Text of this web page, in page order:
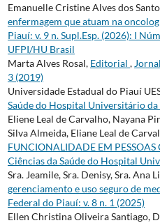
Emanuelle Cristine Alves dos
enfermagem que atuam na
Piauí: v. 9 n. Supl.Esp. (2026): I
UFPI/HU Brasil
Marta Alves Rosal, Editorial ,
3 (2019)
Universidade Estadual do Piauí
Saúde do Hospital Universitário da
Eliene Leal de Carvalho, Nayana
Silva Almeida, Eliane Leal de
FUNCIONALIDADE EM
Ciências da Saúde do Hospital
Sra. Jeamile, Sra. Denisy, Sra. Ana
gerenciamento e uso seguro de
Federal do Piauí: v. 8 n. 1 (2025)
Ellen Christina Oliveira Santiago,